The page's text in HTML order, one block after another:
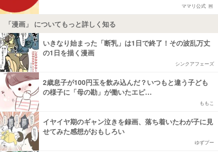
ママリ公式
「漫画」 についてもっと詳しく知る
いきなり始まった「断乳」は1日で終了！その波乱万丈
の1日を描く漫画
シンクアフェーズ
2歳息子が100円玉を飲み込んだ？いつもと違う子ども
の様子に「母の勘」が働いたエピ…
ももこ
イヤイヤ期のギャン泣きを録画、落ち着いたわが子に見
せてみた感想がおもしろい
ゆずプー